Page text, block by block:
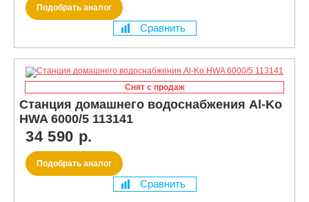
Подобрать аналог
Сравнить
Снят с продаж
Станция домашнего водоснабжения Al-Ko
HWA 6000/5 113141
34 590 р.
Подобрать аналог
Сравнить